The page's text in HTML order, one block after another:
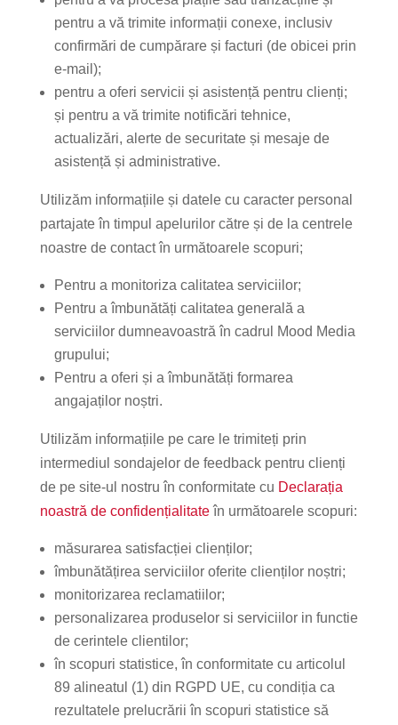
pentru a vă trimite informații conexe, inclusiv
confirmări de cumpărare și facturi (de obicei prin
e-mail);
pentru a oferi servicii și asistență pentru clienți;
și pentru a vă trimite notificări tehnice,
actualizări, alerte de securitate și mesaje de
asistență și administrative.
Utilizăm informațiile și datele cu caracter personal
partajate în timpul apelurilor către și de la centrele
noastre de contact în următoarele scopuri;
Pentru a monitoriza calitatea serviciilor;
Pentru a îmbunătăți calitatea generală a
serviciilor dumneavoastră în cadrul Mood Media
grupului;
Pentru a oferi și a îmbunătăți formarea
angajaților noștri.
Utilizăm informațiile pe care le trimiteți prin
intermediul sondajelor de feedback pentru clienți
de pe site-ul nostru în conformitate cu Declarația
noastră de confidențialitateîn următoarele scopuri:
măsurarea satisfacției clienților;
îmbunătățirea serviciilor oferite clienților noștri;
monitorizarea reclamatiilor;
personalizarea produselor si serviciilor in functie
de cerintele clientilor;
în scopuri statistice, în conformitate cu articolul
89 alineatul (1) din RGPD UE, cu condiția ca
rezultatele prelucrării în scopuri statistice să